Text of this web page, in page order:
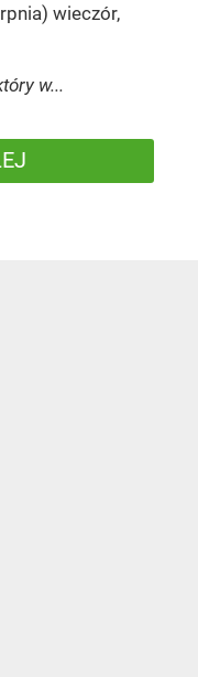
wieczór,
w...